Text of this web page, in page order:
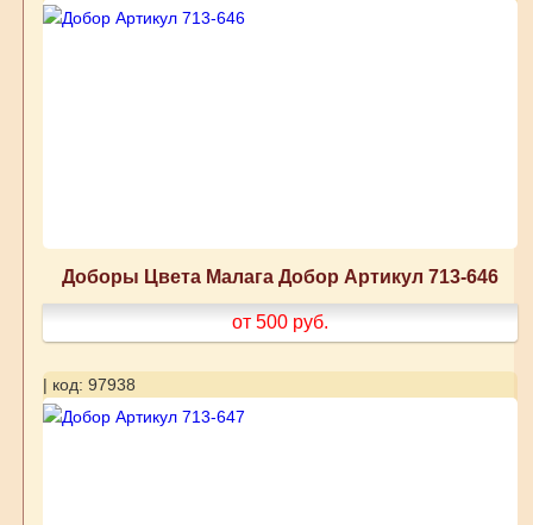
Доборы Цвета Малага Добор Артикул 713-646
от 500 руб.
| код: 97938